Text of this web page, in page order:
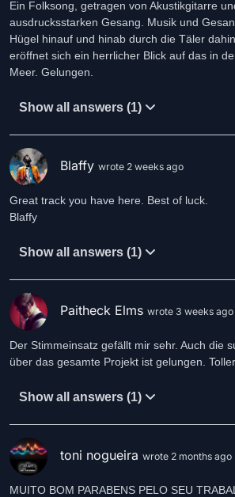
Ein Folksong, getragen von Akustikgitarre
ausdrucksstarken Gesang. Musik und
Hügel hinauf und hinab durch die Täler
eröffnet sich ein herrlicher Blick auf das in
Meer. Gelungen.
Show all answers (1)
Blaffy wrote 2 weeks ago
Great track you have here. Best of luck.
Blaffy
Show all answers (1)
Paitheck Elms wrote 3 weeks ago
Der Stimmeinsatz gefällt mir sehr. Auch die
über das gesamte Projekt ist gelungen. Toller
Show all answers (1)
toni nogueira wrote 2 months ago
MUITO BOM PARABENS PELO SEU